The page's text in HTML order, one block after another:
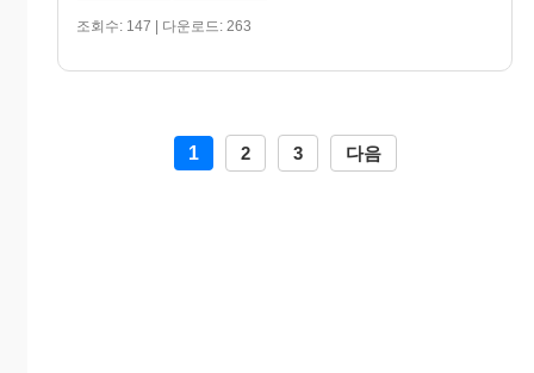
조회수: 147 | 다운로드: 263
1 2 3 다음